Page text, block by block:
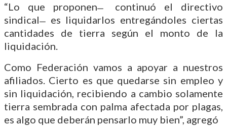
“Lo que proponen ̶ continuó el directivo
sindical ̶ es liquidarlos entregándoles ciertas
cantidades de tierra según el monto de la
liquidación.
Como Federación vamos a apoyar a nuestros
afiliados. Cierto es que quedarse sin empleo y
sin liquidación, recibiendo a cambio solamente
tierra sembrada con palma afectada por plagas,
es algo que deberán pensarlo muy bien”, agregó